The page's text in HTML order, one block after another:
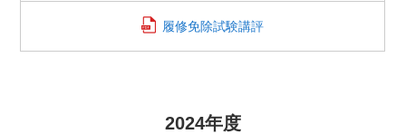
履修免除試験講評
2024年度